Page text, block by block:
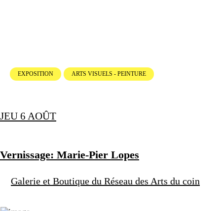
EXPOSITION ARTS VISUELS - PEINTURE
JEU 6 AOÛT
Vernissage: Marie-Pier Lopes
Galerie et Boutique du Réseau des Arts du coin